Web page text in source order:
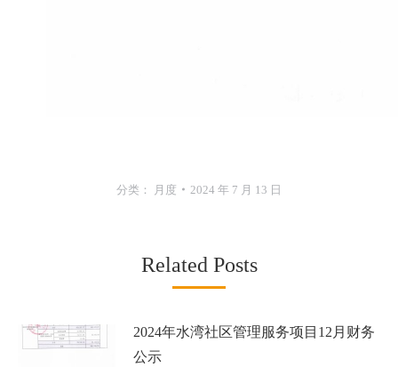
分类： 月度 2024 年 7 月 13 日
Related Posts
2024年水湾社区管理服务项目12月财务
公示